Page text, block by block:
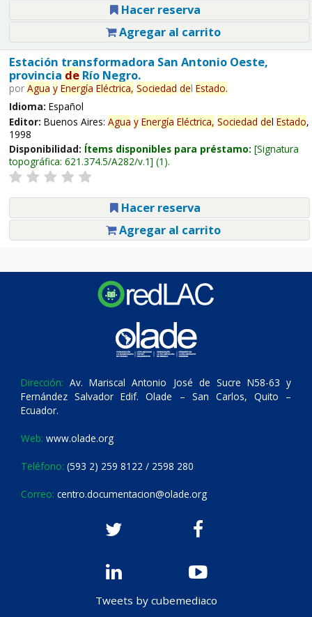
Hacer reserva
Agregar al carrito
Estación transformadora San Antonio Oeste,
provincia deRío Negro.
por Agua y Energía Eléctrica, Sociedad del Estado.
Idioma: Español
Editor: Buenos Aires: Agua y Energía Eléctrica, Sociedad del Estado,
1998
Disponibilidad: Ítems disponibles para préstamo: Signatura
topográfica: 621.374.5/A282/v.1 (1).
Hacer reserva
Agregar al carrito
Dirección: Av. Mariscal Antonio José de Sucre N58-63 y
Fernández Salvador Edif. Olade – San Carlos, Quito –
Ecuador.
Web: www.olade.org
Teléfono: (593 2) 259 8122 / 2598 280
Correo: centro.documentacion@olade.org
Tweets by cubemediaco